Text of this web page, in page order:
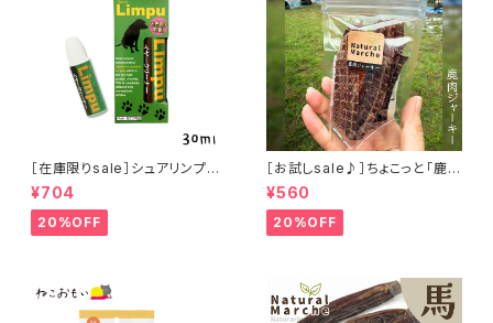
［在庫限りsale］シュアリンプウ
イヤークリーナー 30ml
¥704
20%OFF
［お試しsale♪］ちょこっと「鹿肉
ジャーキー」ジビエ鹿 おやつ
¥560
20%OFF